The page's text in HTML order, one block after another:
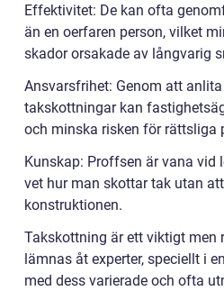
Effektivitet: De kan ofta
än en oerfaren person, vilket
skador orsakade av långvarig
Ansvarsfrihet: Genom att
takskottningar kan
och minska risken för rättsliga
Kunskap: Proffsen är vana vid
vet hur man skottar tak utan
konstruktionen.
Takskottning är ett viktigt men
lämnas åt experter, speciellt i
med dess varierade och ofta